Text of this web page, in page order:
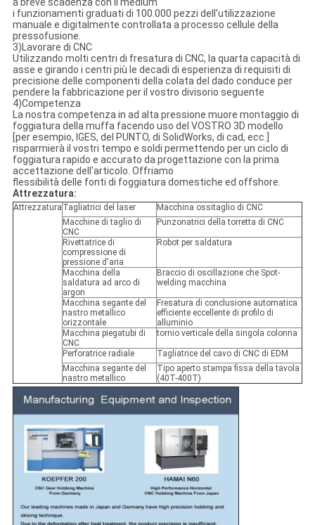
a breve scadenza con il medium
i funzionamenti graduati di 100.000 pezzi dell'utilizzazione
manuale e digitalmente controllata a processo cellule della
pressofusione.
3)Lavorare di CNC
Utilizzando molti centri di fresatura di CNC, la quarta capacità di
asse e girando i centri più le decadi di esperienza di requisiti di
precisione delle componenti della colata del dado conduce per
pendere la fabbricazione per il vostro divisorio seguente
4)Competenza
La nostra competenza in ad alta pressione muore montaggio di
foggiatura della muffa facendo uso del VOSTRO 3D modello
[per esempio, IGES, del PUNTO, di SolidWorks, di cad, ecc.]
risparmierà il vostri tempo e soldi permettendo per un ciclo di
foggiatura rapido e accurato da progettazione con la prima
accettazione dell'articolo. Offriamo
flessibilità delle fonti di foggiatura domestiche ed offshore.
Attrezzatura:
Attrezzatura Tagliatrici del laser
Macchina ossitaglio di CNC
Macchine di taglio di
CNC
Punzonatrici della torretta di CNC
Rivettatrice di
compressione di
pressione d'aria
Robot per saldatura
Macchina della
saldatura ad arco di
argon
Braccio di oscillazione che Spot-
welding macchina
Macchina segante del
nastro metallico
orizzontale
Fresatura di conclusione automatica
efficiente eccellente di profilo di
alluminio
Macchina piegatubi di
CNC
tornio verticale della singola colonna
Perforatrice radiale
Tagliatrice del cavo di CNC di EDM
Macchina segante del
nastro metallico
Tipo aperto stampa fissa della tavola
(40T-400T)